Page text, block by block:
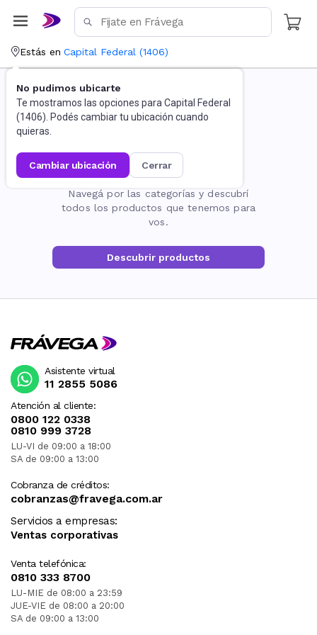
Estás en Capital Federal (1406)
No pudimos ubicarte
Te mostramos las opciones para Capital Federal
(1406). Podés cambiar tu ubicación cuando
quieras.
cambiar ubicación cerrar
La página no existe
Navegá por las categorías y descubrí
todos los productos que tenemos para
vos.
Descubrir productos
Atención al cliente:
0800 122 0338
0810 999 3728
LU-VI de 09:00 a 18:00
SA de 09:00 a 13:00
Cobranza de créditos:
cobranzas@fravega.com.ar
Servicios a empresas:
Ventas corporativas
Venta telefónica:
0810 333 8700
LU-MIE de 08:00 a 23:59
JUE-VIE de 08:00 a 20:00
SA de 09:00 a 13:00
Asistente virtual
11 2855 5086